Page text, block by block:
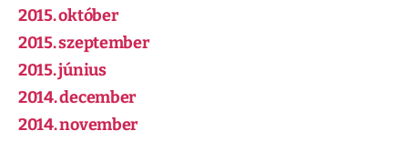
2015. október
2015. szeptember
2015. június
2014. december
2014. november